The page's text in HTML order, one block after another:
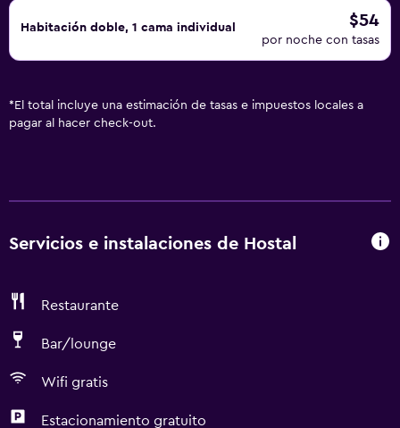
Habitación doble, 1 cama individual $54
por noche con tasas
* El total incluye una estimación de tasas e impuestos locales a
pagar al hacer check-out.
Servicios e instalaciones de Hostal
Restaurante
Bar/lounge
Wifi gratis
Estacionamiento gratuito